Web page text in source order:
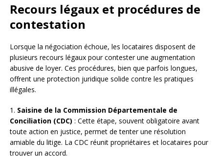
Recours légaux et procédures de
contestation
Lorsque la négociation échoue, les locataires disposent de
plusieurs recours légaux pour contester une augmentation
abusive de loyer. Ces procédures, bien que parfois longues,
offrent une protection juridique solide contre les pratiques
illégales.
1. Saisine de la Commission Départementale de
Conciliation (CDC) : Cette étape, souvent obligatoire avant
toute action en justice, permet de tenter une résolution
amiable du litige. La CDC réunit propriétaires et locataires pour
trouver un accord.